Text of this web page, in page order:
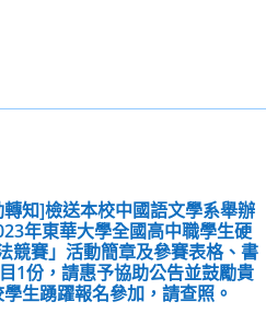
轉知]檢送本校中國語文學系舉辦
年東華大學全國高中職學生硬
競賽」活動簡章及參賽表格、書
1份，請惠予協助公告並鼓勵貴
生踴躍報名參加，請查照。